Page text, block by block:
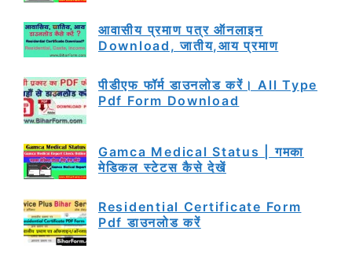
आवासीय प्रमाण पत्र ऑनलाइन
Download, जातीय,आय प्रमाण
पीडीएफ फॉर्म डाउनलोड करें। All Type
Pdf Form Download
Gamca Medical Status | गमका
मेडिकल स्टेटस कैसे देखें
Residential Certificate Form
Pdf डाउनलोड करें